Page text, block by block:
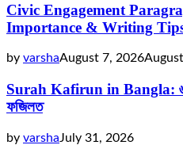
Civic Engagement
Importance & Writing
by varshaAugust 7, 2026
Surah Kafirun in Bangla: ৬
ফজিলত
by varshaJuly 31, 2026